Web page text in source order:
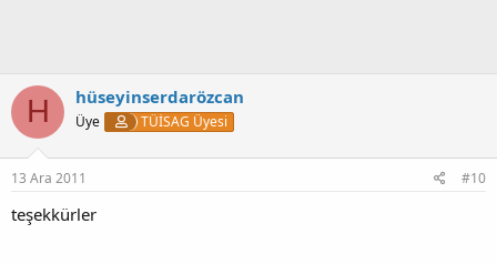
H hüseyinserdarözcan
Üye TÜİSAG Üyesi
13 Ara 2011 #10
teşekkürler